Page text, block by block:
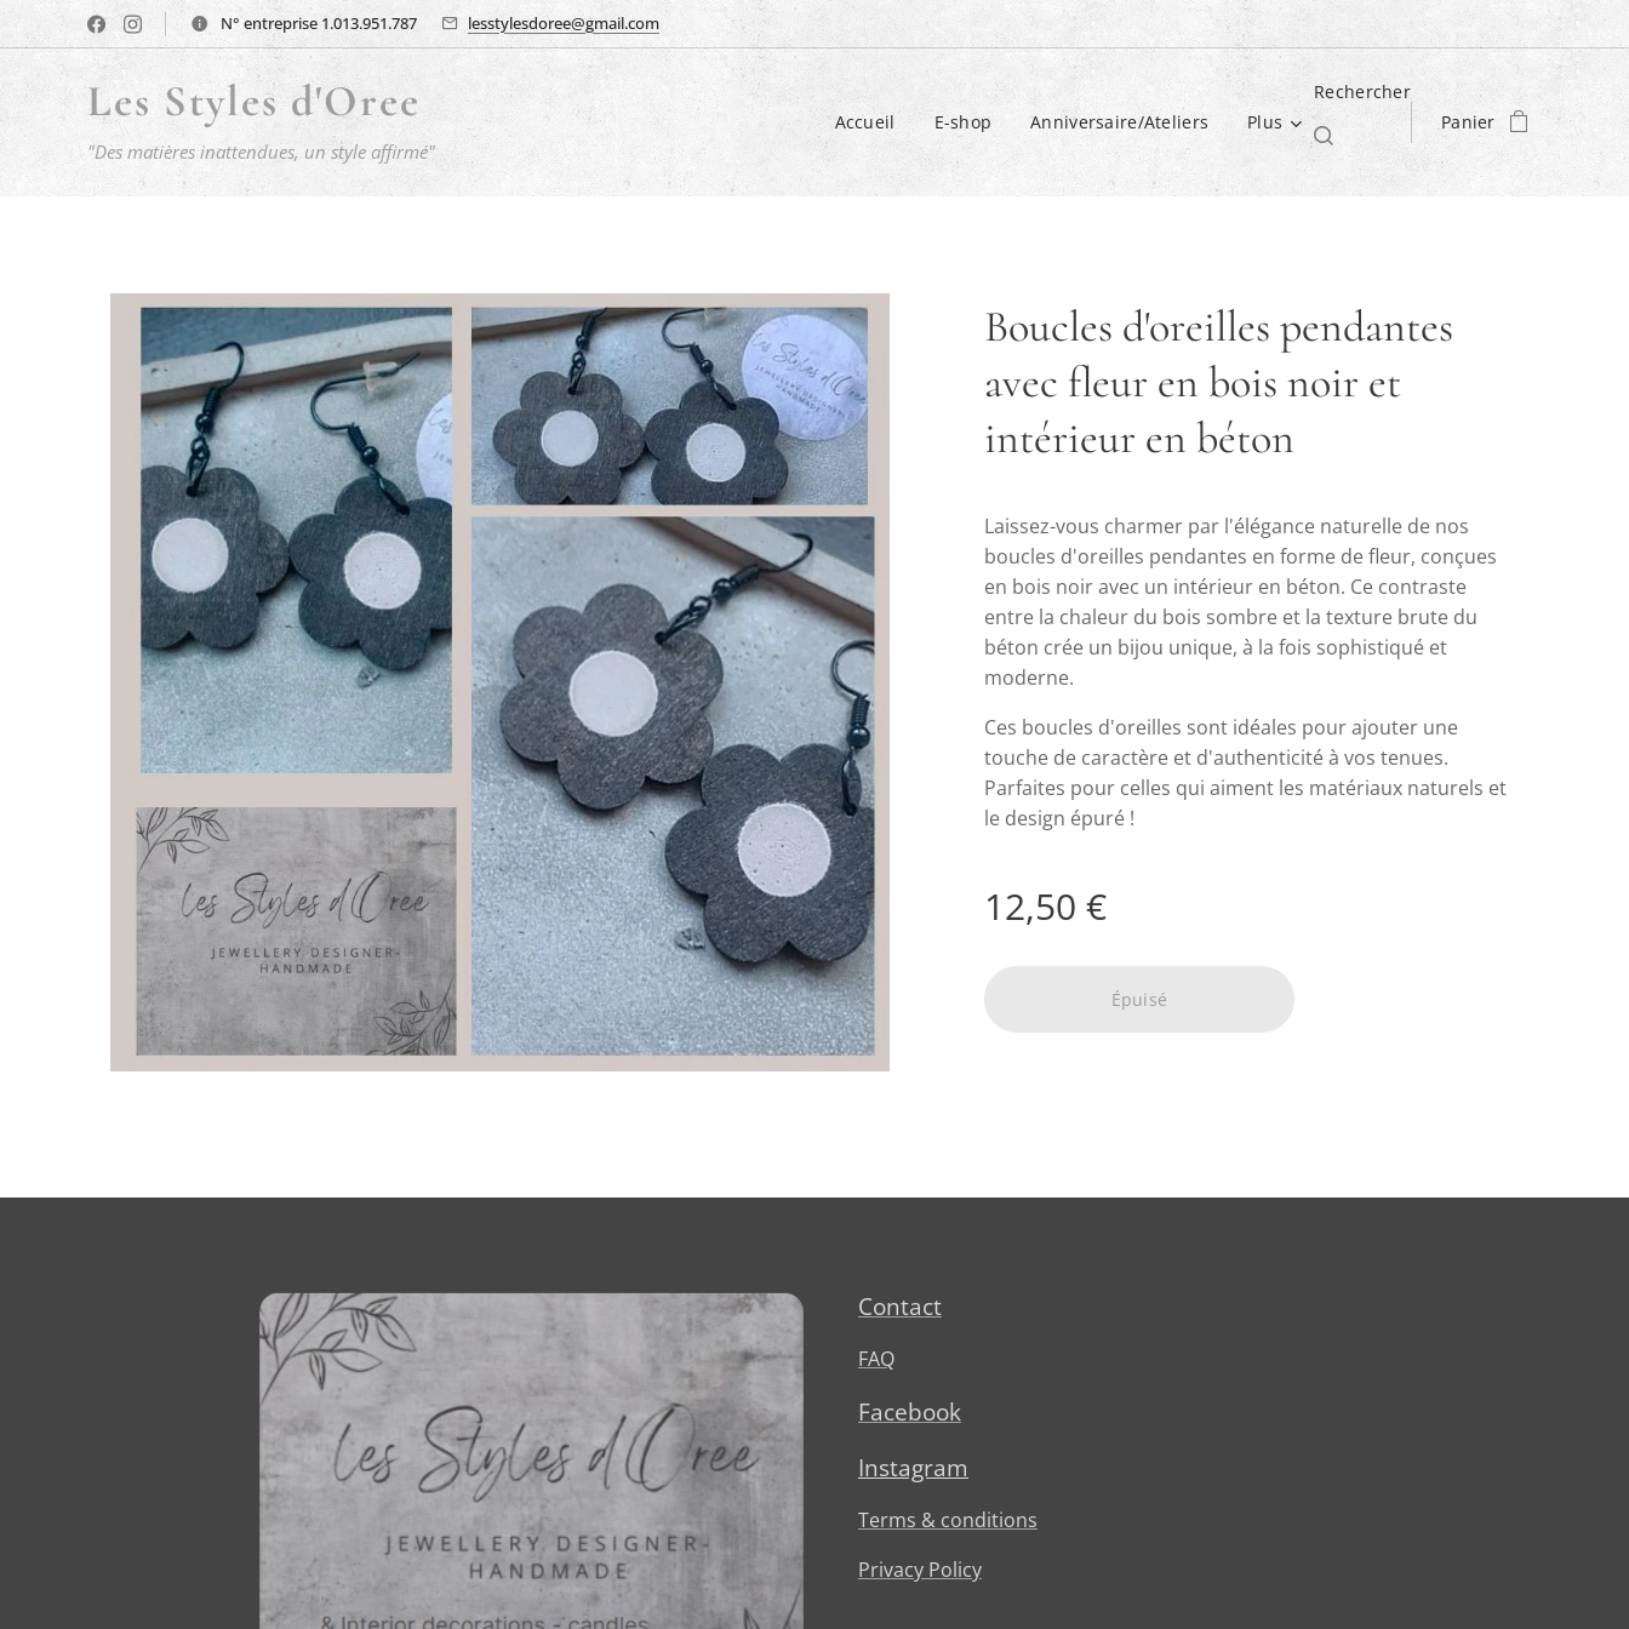
N° entreprise 1.013.951.787 lesstylesdoree@gmail.com
Les Styles d'Oree
"Des matières inattendues, un style affirmé"
Accueil E-shop Anniversaire/Ateliers Plus
Rechercher
Panier
Boucles d'oreilles pendantes
avec fleur en bois noir et
intérieur en béton
Laissez-vous charmer par l'élégance naturelle de nos
boucles d'oreilles pendantes en forme de fleur, conçues
en bois noir avec un intérieur en béton. Ce contraste
entre la chaleur du bois sombre et la texture brute du
béton crée un bijou unique, à la fois sophistiqué et
moderne.
Ces boucles d'oreilles sont idéales pour ajouter une
touche de caractère et d'authenticité à vos tenues.
Parfaites pour celles qui aiment les matériaux naturels et
le design épuré !
12,50 €
Épuisé
Contact
FAQ
Facebook
Instagram
Terms & conditions
Privacy Policy